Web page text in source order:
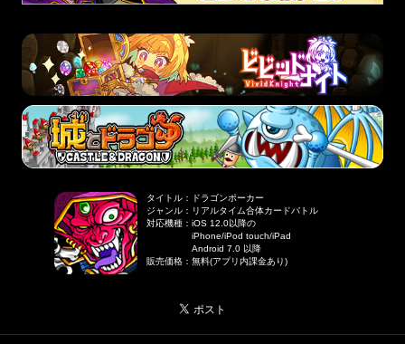
タイトル ：
ドラゴンポーカー
ジャンル ： リアルタイム合体カードバトル
対応機種 ：iOS 12.0以降の
iPhone/iPod touch/iPad
Android 7.0 以降
販売価格 ：無料(アプリ内課金あり)